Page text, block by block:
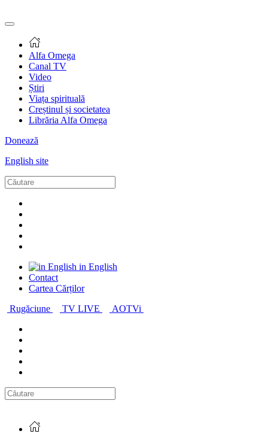
Alfa Omega
Canal TV
Video
Știri
Viața spirituală
Creștinul și societatea
Librăria Alfa Omega
Donează
English site
in English
Contact
Cartea Cărților
Rugăciune
TV LIVE AOTVi